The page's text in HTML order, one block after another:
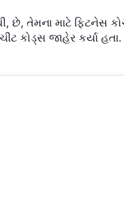
છે, તેમના માટે ફિટનેસ
કોડ્સ જાહેર કર્યા હતા.